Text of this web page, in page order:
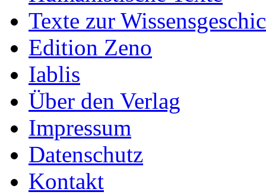
Texte zur
Edition Zeno
Iablis
Über den Verlag
Impressum
Datenschutz
Kontakt